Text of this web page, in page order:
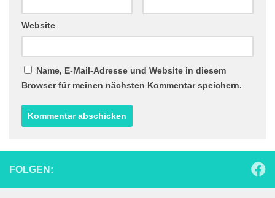
Website
Name, E-Mail-Adresse und Website in diesem
Browser für meinen nächsten Kommentar speichern.
FOLGEN: